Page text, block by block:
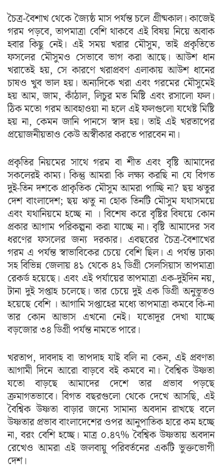
চৈত্র-বৈশাখ থেকে জ্যৈষ্ঠ মাস পর্যন্ত চলে গ্রীষ্মকাল। কাজেই
গরম পড়বে, তাপমাত্রা বেশি থাকবে এই বিষয় নিয়ে অবাক
হবার কিছু নেই। এই সময় খরার মৌসুম, তাই প্রকৃতিতে
ফসলের মৌসুমও সেভাবে ভাগ করা আছে। আউশ ধান
খরাতেই হয়, সে কারণে খরাপ্রবণ এলাকায় আউশ ধানের
চাষও খুব ভাল হয়। অন্যদিকে খরা এবং গরমের মৌসুমেই
হয় আম, জাম, কাঁঠাল, লিচুর মত মিষ্টি এবং রসালো ফল।
ঠিক মতো গরম আবহাওয়া না হলে এই ফলগুলো যথেষ্ট মিষ্টি
হয় না, কেমন জানি পানসে স্বাদ হয়। তাই এই খরতাপের
প্রয়োজনীয়তাও কেউ অস্বীকার করতে পারবেন না।
প্রকৃতির নিয়মের সাথে গরম বা শীত এবং বৃষ্টি আমাদের
সকলেরই কাম্য। কিন্তু আমরা কি লক্ষ্য করছি না যে বিগত
দুই-তিন দশকে প্রাকৃতিক মৌসুম আমরা পাচ্ছি না? ছয় ঋতুর
দেশ বাংলাদেশ; ছয় ঋতু না হোক তিনটি মৌসুম যথাসময়ে
এবং যথানিয়মে হচ্ছে না । বিশেষ করে বৃষ্টির বিষয়ে কোন
প্রকার আগাম পরিকল্পনা করা যাচ্ছে না। বৃষ্টি আমাদের সব
ধরণের ফসলের জন্য দরকার। এবছরের চৈত্র-বৈশাখের
গরম এ পর্যন্ত স্বাভাবিকের চেয়ে বেশি ছিল। এ পর্যন্ত ঢাকা
সহ বিভিন্ন জেলায় ৪১ থেকে ৪২ ডিগ্রী সেলসিয়াস তাপমাত্রা
রেকর্ড হয়েছে। এবং এই পর্যায়ের তাপমাত্রা এক-দুইদিন নয়,
টানা দুই সপ্তাহ চলেছে। তার চেয়ে দুই এক ডিগ্রী অনুভূতও
হয়েছে বেশি । আগামি সপ্তাহের মধ্যে তাপমাত্রা কমবে কি-না
তার কোন আভাস এখনো নেই। যতোদূর দেখা যাচ্ছে
বড়জোর ৩৪ ডিগ্রী পর্যন্ত নামতে পারে।
খরতাপ, দাবদাহ বা তাপদাহ যাই বলি না কেন, এই প্রবণতা
আগামী দিনে আরো বাড়বে বই কমবে না। বৈশ্বিক উষ্ণতা
যতো বাড়ছে আমাদের দেশে তার প্রভাব পড়ছে
ক্রমাগতভাবে। বিগত বছরগুলো থেকে দেখে আসছি, এই
বৈশ্বিক উষ্ণতা বাড়ার জন্যে সামান্য অবদান রাখছে বলে
উষ্ণতার প্রভাব বাংলাদেশের ওপর আনুপাতিক হারে কম হচ্ছে
না, বরং বেশি হচ্ছে। মাত্র ০.৪৭% বৈশ্বিক উষ্ণতায় অবদান
রেখেও আমরা এই জলবায়ু পরিবর্তনের একটি ভুক্তভোগী
দেশ।